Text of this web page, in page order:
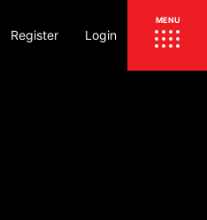
Register Login